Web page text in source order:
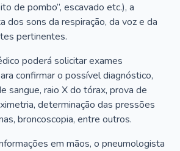
de pombo”, escavado etc.), a
dos sons da respiração, da voz e da
pertinentes.
poderá solicitar exames
confirmar o possível diagnóstico,
sangue, raio X do tórax, prova de
determinação das pressões
broncoscopia, entre outros.
em mãos, o pneumologista